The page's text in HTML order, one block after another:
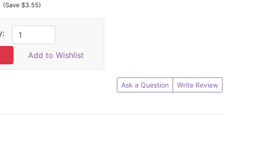
(Save $3.55)
Add to Wishlist
Ask a Question Write Review